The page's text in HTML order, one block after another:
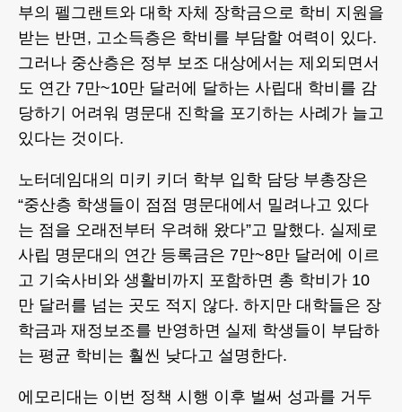
부의 펠그랜트와 대학 자체 장학금으로 학비 지원을
받는 반면, 고소득층은 학비를 부담할 여력이 있다.
그러나 중산층은 정부 보조 대상에서는 제외되면서
도 연간 7만~10만 달러에 달하는 사립대 학비를 감
당하기 어려워 명문대 진학을 포기하는 사례가 늘고
있다는 것이다.
노터데임대의 미키 키더 학부 입학 담당 부총장은
“중산층 학생들이 점점 명문대에서 밀려나고 있다
는 점을 오래전부터 우려해 왔다”고 말했다. 실제로
사립 명문대의 연간 등록금은 7만~8만 달러에 이르
고 기숙사비와 생활비까지 포함하면 총 학비가 10
만 달러를 넘는 곳도 적지 않다. 하지만 대학들은 장
학금과 재정보조를 반영하면 실제 학생들이 부담하
는 평균 학비는 훨씬 낮다고 설명한다.
에모리대는 이번 정책 시행 이후 벌써 성과를 거두